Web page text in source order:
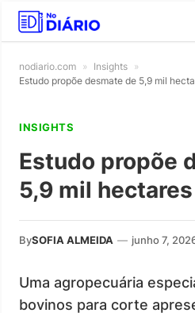
nodiario.com » Insights »
Estudo propõe desmate de 5,9 mil
INSIGHTS
Estudo propõe
5,9 mil
BySOFIA ALMEIDA — junho 7,
Uma agropecuária
bovinos para corte